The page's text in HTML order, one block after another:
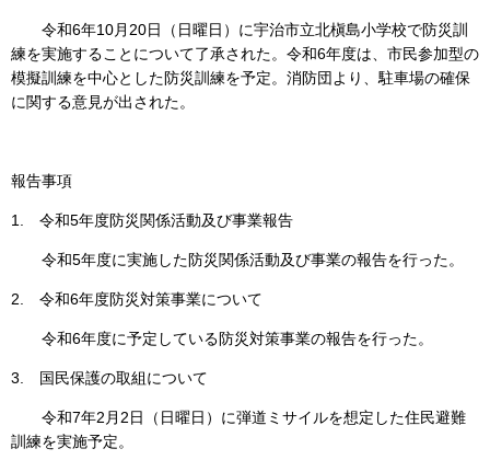
令和6年10月20日（日曜日）に宇治市立北槇島小学校で防災訓
練を実施することについて了承された。令和6年度は、市民参加型の
模擬訓練を中心とした防災訓練を予定。消防団より、駐車場の確保
に関する意見が出された。
報告事項
1. 令和5年度防災関係活動及び事業報告
令和5年度に実施した防災関係活動及び事業の報告を行った。
2. 令和6年度防災対策事業について
令和6年度に予定している防災対策事業の報告を行った。
3. 国民保護の取組について
令和7年2月2日（日曜日）に弾道ミサイルを想定した住民避難
訓練を実施予定。